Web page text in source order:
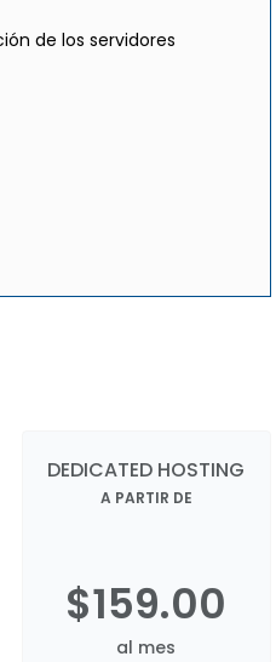
de los servidores
DEDICATED HOSTING
A PARTIR DE
$159.00
al mes